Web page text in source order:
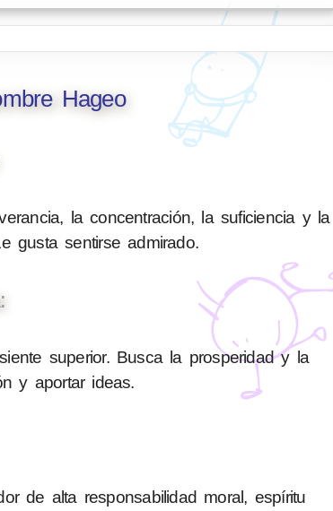
Hageo
la concentración, la suficiencia y la
gusta sentirse admirado.
superior. Busca la prosperidad y la
y aportar ideas.
de alta responsabilidad moral, espíritu